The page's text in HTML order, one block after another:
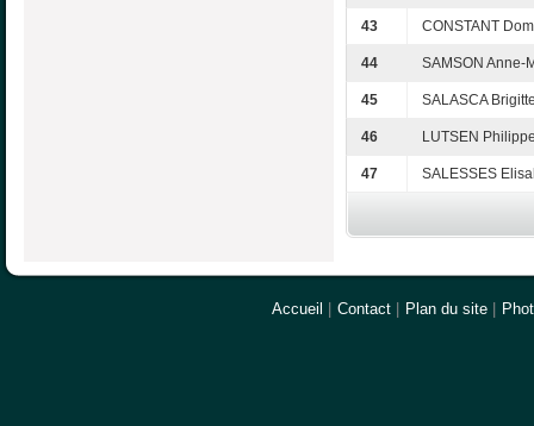
43 CONSTANT
44 SAMSON Anne-
45 SALASCA
46 LUTSEN
47 SALESSES
Accueil Contact Plan du site